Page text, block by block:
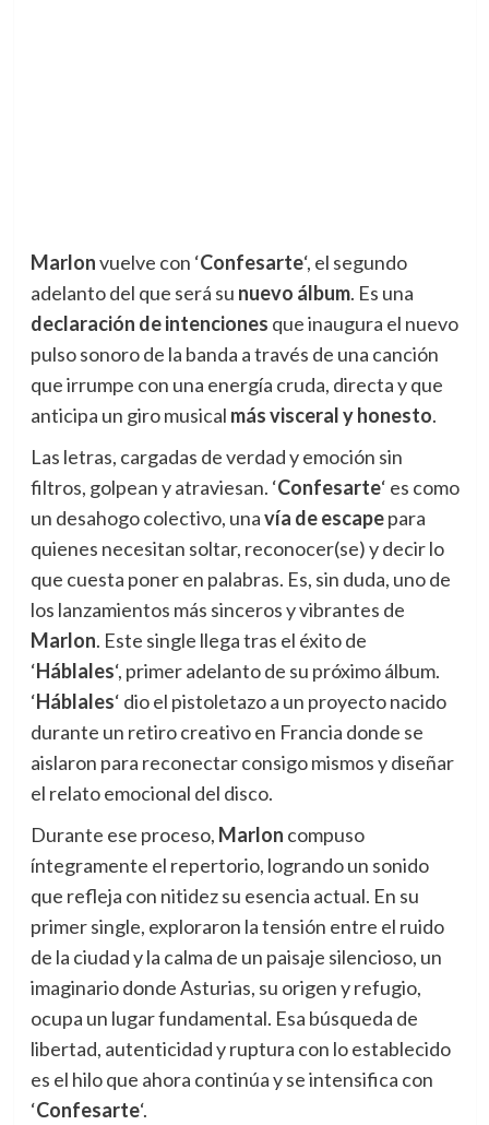
Marlonvuelve con ‘Confesarte‘, el segundo
adelanto del que será su nuevo álbum. Es una
declaración de intenciones que inaugura el nuevo
pulso sonoro de la banda a través de una canción
que irrumpe con una energía cruda, directa y que
anticipa un giro musical más visceral y honesto.
Las letras, cargadas de verdad y emoción sin
filtros, golpean y atraviesan. ‘Confesarte‘ es como
un desahogo colectivo, unavía de escapepara
quienes necesitan soltar, reconocer(se) y decir lo
que cuesta poner en palabras. Es, sin duda, uno de
los lanzamientos más sinceros y vibrantes de
Marlon. Este single llega tras el éxito de
‘Háblales‘, primer adelanto de su próximo álbum.
‘Háblales‘ dio el pistoletazo a un proyecto nacido
durante un retiro creativo en Francia donde se
aislaron para reconectar consigo mismos y diseñar
el relato emocional del disco.
Durante ese proceso, Marlon compuso
íntegramente el repertorio, logrando un sonido
que refleja con nitidez su esencia actual. En su
primer single, exploraron la tensión entre el ruido
de la ciudad y la calma de un paisaje silencioso, un
imaginario donde Asturias, su origen y refugio,
ocupa un lugar fundamental. Esa búsqueda de
libertad, autenticidad y ruptura con lo establecido
es el hilo que ahora continúa y se intensifica con
‘Confesarte‘.